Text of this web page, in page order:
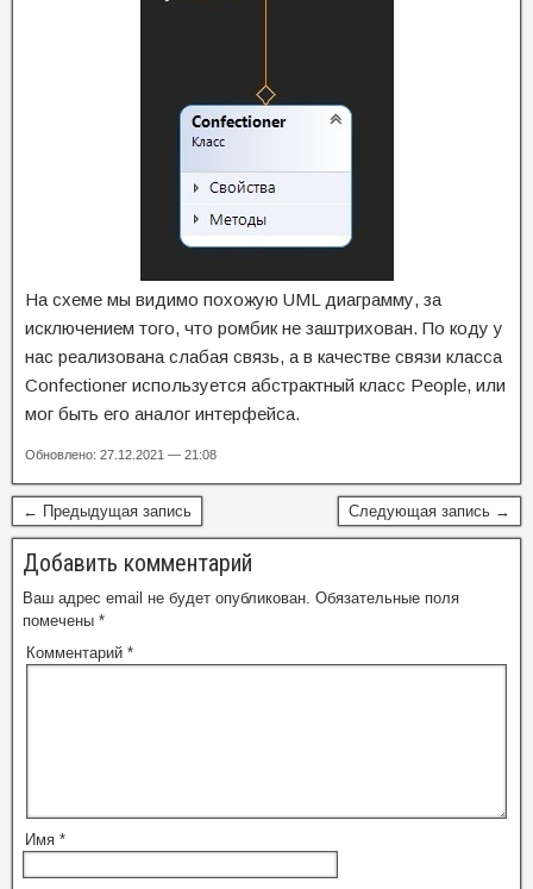
На схеме мы видимо похожую UML диаграмму, за
исключением того, что ромбик не заштрихован. По коду у
нас реализована слабая связь, а в качестве связи класса
Confectioner используется абстрактный класс People, или
мог быть его аналог интерфейса.
Обновлено: 27.12.2021 — 21:08
← Предыдущая запись Следующая запись →
Добавить комментарий
Ваш адрес email не будет опубликован. Обязательные поля
помечены *
Комментарий *
Имя *